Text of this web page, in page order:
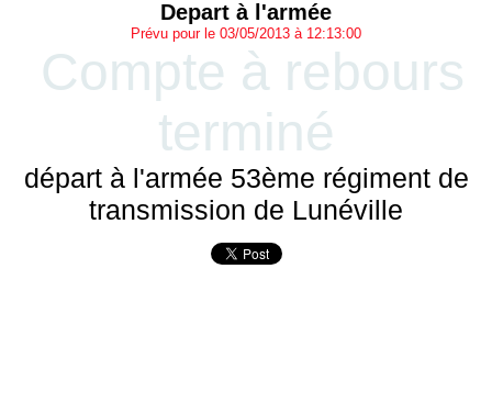
Depart à l'armée
Prévu pour le 03/05/2013 à 12:13:00
Compte à rebours
terminé
départ à l'armée 53ème régiment de
transmission de Lunéville